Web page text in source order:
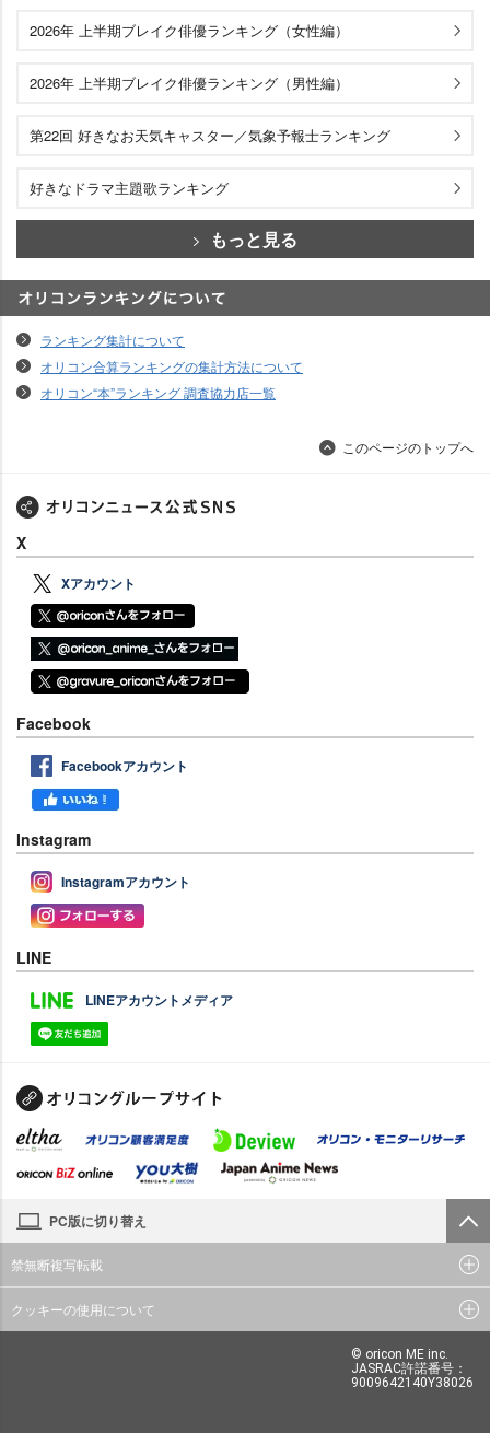
2026年 上半期ブレイク俳優ランキング（女性編）
2026年 上半期ブレイク俳優ランキング（男性編）
第22回 好きなお天気キャスター／気象予報士ランキング
好きなドラマ主題歌ランキング
もっと見る
ランキング集計について
オリコン合算ランキングの集計方法について
オリコン“本”ランキング 調査協力店一覧
このページのトップへ
X
Xアカウント
Facebook
Facebookアカウント
Instagram
Instagramアカウント
LINE
LINEアカウントメディア
PC版に切り替え
禁無断複写転載
クッキーの使用について
© oricon ME inc.
JASRAC許諾番号：
9009642140Y38026